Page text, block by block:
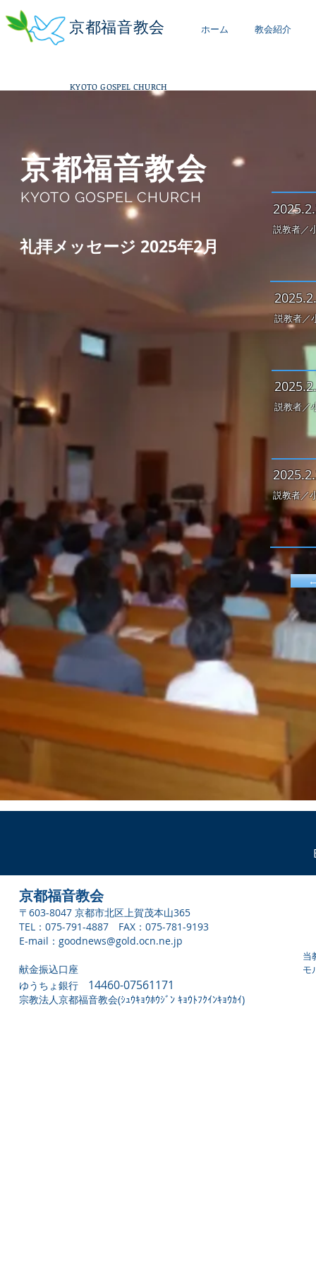
京都福音教会 ホーム 教会紹介
KYOTO GOSPEL CHURCH
京都福音教会
KYOTO GOSPEL CHURCH
​礼拝メッセージ 2025年2月
2
説教者／
2
説教者／
2
説教者／
2
説教者／
←
京都福音教会
〒603-8047 京都市北区上賀茂本山365
TEL：075-791-4887 FAX：075-781-9193
E-mail： goodnews@gold.ocn.ne.jp
献金振込口座
ゆうちょ銀行 14460-07561171
宗教法人京都福音教会(ｼｭｳｷｮｳﾎｳｼﾞﾝ ｷｮｳﾄﾌｸｲﾝｷｮｳｶｲ)
当
モ